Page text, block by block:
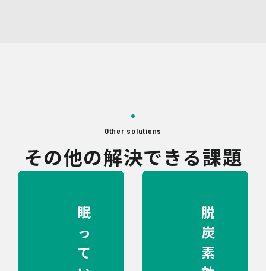
Other solutions
その他の解決できる課題
眠
っ
て
脱
炭
素